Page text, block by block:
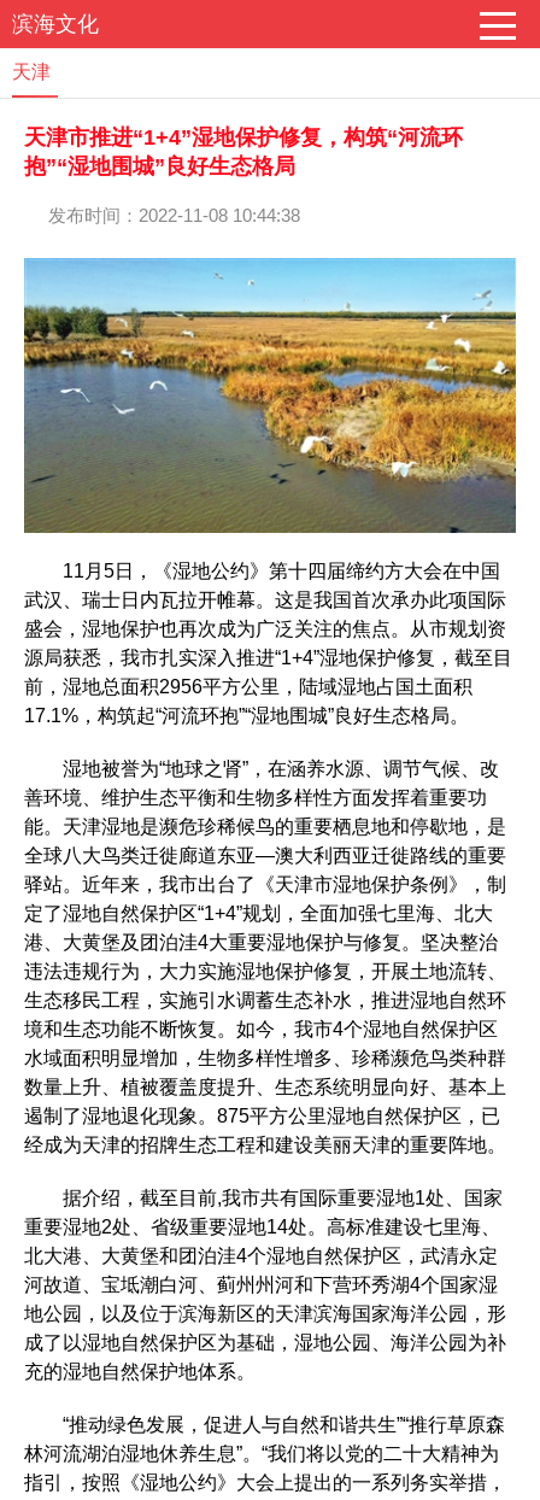
滨海文化
天津
天津市推进“1+4”湿地保护修复，构筑“河流环
抱”“湿地围城”良好生态格局
发布时间：2022-11-08 10:44:38
11月5日，《湿地公约》第十四届缔约方大会在中国
武汉、瑞士日内瓦拉开帷幕。这是我国首次承办此项国际
盛会，湿地保护也再次成为广泛关注的焦点。从市规划资
源局获悉，我市扎实深入推进“1+4”湿地保护修复，截至目
前，湿地总面积2956平方公里，陆域湿地占国土面积
17.1%，构筑起“河流环抱”“湿地围城”良好生态格局。
湿地被誉为“地球之肾”，在涵养水源、调节气候、改
善环境、维护生态平衡和生物多样性方面发挥着重要功
能。天津湿地是濒危珍稀候鸟的重要栖息地和停歇地，是
全球八大鸟类迁徙廊道东亚—澳大利西亚迁徙路线的重要
驿站。近年来，我市出台了《天津市湿地保护条例》，制
定了湿地自然保护区“1+4”规划，全面加强七里海、北大
港、大黄堡及团泊洼4大重要湿地保护与修复。坚决整治
违法违规行为，大力实施湿地保护修复，开展土地流转、
生态移民工程，实施引水调蓄生态补水，推进湿地自然环
境和生态功能不断恢复。如今，我市4个湿地自然保护区
水域面积明显增加，生物多样性增多、珍稀濒危鸟类种群
数量上升、植被覆盖度提升、生态系统明显向好、基本上
遏制了湿地退化现象。875平方公里湿地自然保护区，已
经成为天津的招牌生态工程和建设美丽天津的重要阵地。
据介绍，截至目前,我市共有国际重要湿地1处、国家
重要湿地2处、省级重要湿地14处。高标准建设七里海、
北大港、大黄堡和团泊洼4个湿地自然保护区，武清永定
河故道、宝坻潮白河、蓟州州河和下营环秀湖4个国家湿
地公园，以及位于滨海新区的天津滨海国家海洋公园，形
成了以湿地自然保护区为基础，湿地公园、海洋公园为补
充的湿地自然保护地体系。
“推动绿色发展，促进人与自然和谐共生”“推行草原森
林河流湖泊湿地休养生息”。“我们将以党的二十大精神为
指引，按照《湿地公约》大会上提出的一系列务实举措，